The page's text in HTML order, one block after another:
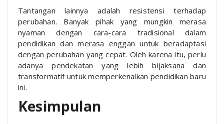
Tantangan lainnya adalah resistensi terhadap
perubahan. Banyak pihak yang mungkin merasa
nyaman dengan cara-cara tradisional dalam
pendidikan dan merasa enggan untuk beradaptasi
dengan perubahan yang cepat. Oleh karena itu, perlu
adanya pendekatan yang lebih bijaksana dan
transformatif untuk memperkenalkan pendidikan baru
ini.
Kesimpulan